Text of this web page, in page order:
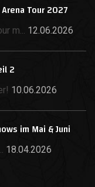
Tour 2027
m... 12.06.2026
2
10.06.2026
im Mai & Juni
18.04.2026